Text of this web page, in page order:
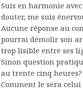
Suis en harmonie
douter, me suis
Aucune réponse au
pourrai démolir son
trop lisible entre ses
Sinon question
au trente cinq heures?
Comment le sera